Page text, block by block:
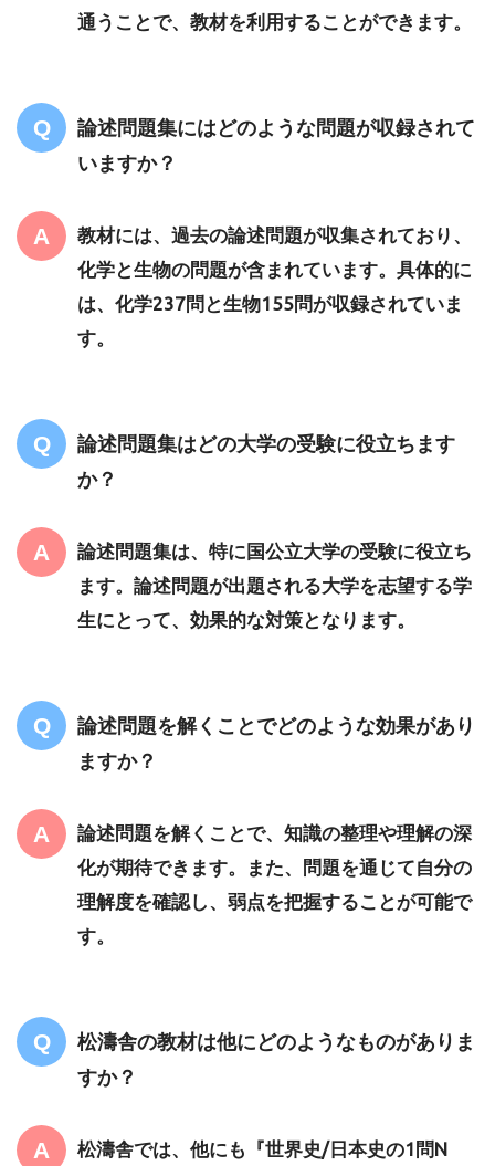
通うことで、教材を利用することができます。
論述問題集にはどのような問題が収録されて
いますか？
教材には、過去の論述問題が収集されており、
化学と生物の問題が含まれています。具体的に
は、化学237問と生物155問が収録されていま
す。
論述問題集はどの大学の受験に役立ちます
か？
論述問題集は、特に国公立大学の受験に役立ち
ます。論述問題が出題される大学を志望する学
生にとって、効果的な対策となります。
論述問題を解くことでどのような効果があり
ますか？
論述問題を解くことで、知識の整理や理解の深
化が期待できます。また、問題を通じて自分の
理解度を確認し、弱点を把握することが可能で
す。
松濤舎の教材は他にどのようなものがありま
すか？
松濤舎では、他にも『世界史/日本史の1問N